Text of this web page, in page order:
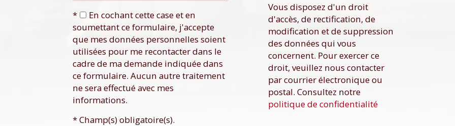
*
En cochant cette case et en
soumettant ce formulaire, j'accepte
que mes données personnelles soient
utilisées pour me recontacter dans le
cadre de ma demande indiquée dans
ce formulaire. Aucun autre traitement
ne sera effectué avec mes
informations.
* Champ(s) obligatoire(s).
Vous disposez d'un droit
d'accès, de rectification, de
modification et de suppression
des données qui vous
concernent. Pour exercer ce
droit, veuillez nous contacter
par courrier électronique ou
postal. Consultez notre
politique de confidentialité